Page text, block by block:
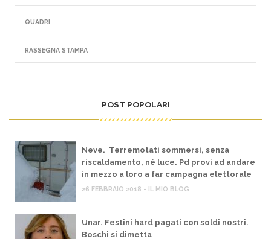
QUADRI
RASSEGNA STAMPA
POST POPOLARI
Neve. Terremotati sommersi, senza
riscaldamento, né luce. Pd provi ad andare
in mezzo a loro a far campagna elettorale
26 FEBBRAIO 2018 - IL MIO BLOG
Unar. Festini hard pagati con soldi nostri.
Boschi si dimetta